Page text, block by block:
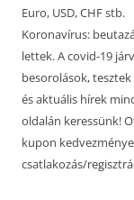
Euro, USD, CHF stb.
Koronavírus:
lettek. A covid-19
besorolások,
és aktuális hírek
oldalán keressünk!
kupon
csatlakozás/